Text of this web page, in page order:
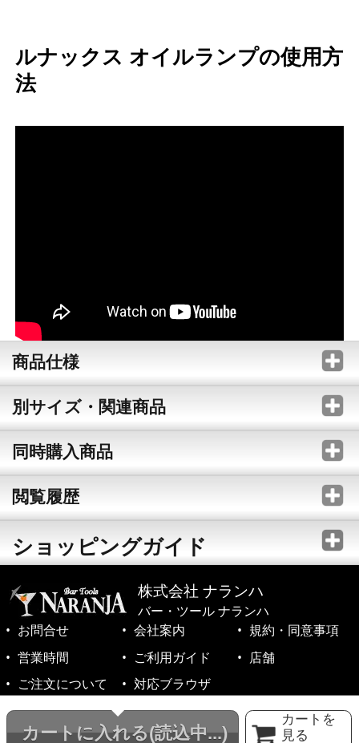
カートに入れる(読込中...)
カートを
見る
ルナックス オイルランプの使用方
法
商品仕様
別サイズ・関連商品
同時購入商品
閲覧履歴
ショッピングガイド
株式会社 ナランハ
バー・ツール ナランハ
お問合せ
会社案内
規約・同意事項
営業時間
ご利用ガイド
店舗
ご注文について
対応ブラウザ
©1999-2026 NARANJA Inc. All Rights Reserved.